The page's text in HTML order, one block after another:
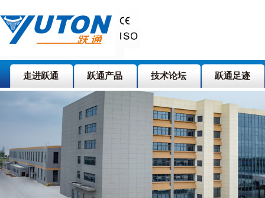
走进跃通 跃通产品 技术论坛 跃通足迹